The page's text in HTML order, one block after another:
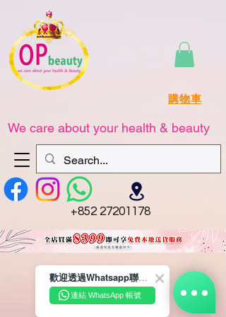
+852 27201178
購物車
We care about your health & beauty
歡迎透過Whatsapp聯絡我們☺️~
連結 WhatsApp 帳號